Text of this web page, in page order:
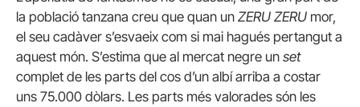
la població tanzana creu que quan un ZERU ZERU mor,
el seu cadàver s’esvaeix com si mai hagués pertangut a
aquest món. S’estima que al mercat negre un set
complet de les parts del cos d’un albí arriba a costar
uns 75.000 dòlars. Les parts més valorades són les